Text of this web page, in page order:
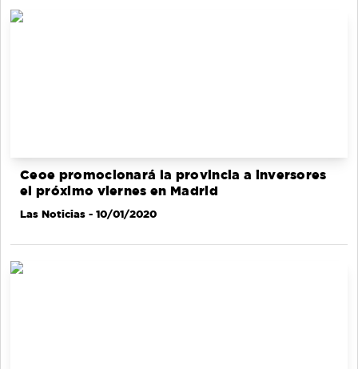
Ceoe promocionará la provincia a inversores
el próximo viernes en Madrid
Las Noticias - 10/01/2020